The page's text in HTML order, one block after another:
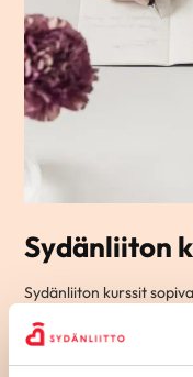
Sydänliiton
Sydänliiton kurssit
Ryhmämuotoisilla
samassa